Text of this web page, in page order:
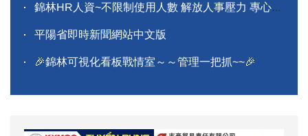
錦林HR人資~不限制使用人數 解放人事壓力 專心找
平陽省即時新聞網站中文版
🎉錦林可視化看板戰情室～～管理一把抓~~🎉